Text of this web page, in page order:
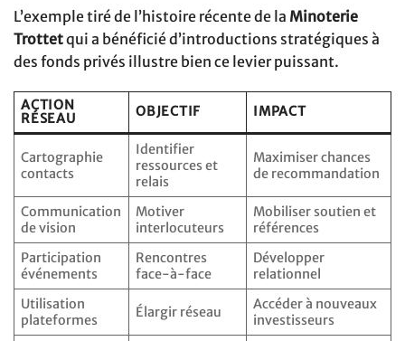
L’exemple tiré de l’histoire récente de la Minoterie
Trottetqui a bénéficié d’introductions stratégiques à
des fonds privés illustre bien ce levier puissant.
ACTION
RÉSEAU
OBJECTIF IMPACT
Cartographie
contacts
Identifier
ressources et
relais
Maximiser chances
de recommandation
Communication
de vision
Motiver
interlocuteurs
Mobiliser soutien et
références
Participation
événements
Rencontres
face-à-face
Développer
relationnel
Utilisation
plateformes
Élargir réseau
Accéder à nouveaux
investisseurs